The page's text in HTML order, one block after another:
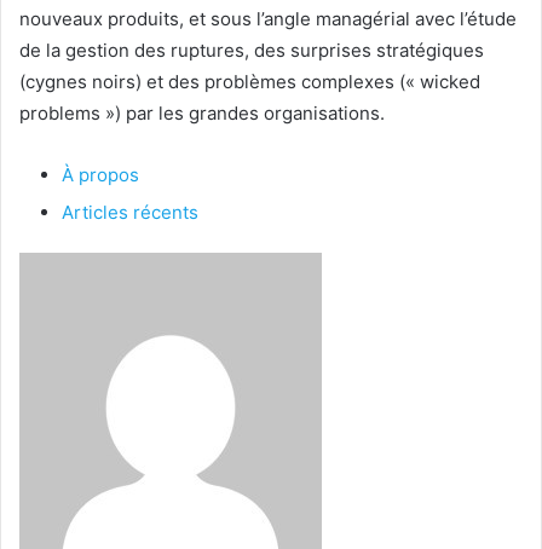
nouveaux produits, et sous l’angle managérial avec l’étude
de la gestion des ruptures, des surprises stratégiques
(cygnes noirs) et des problèmes complexes (« wicked
problems ») par les grandes organisations.
À propos
Articles récents